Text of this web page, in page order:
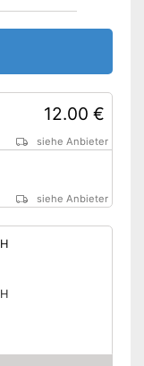
12.00 €
siehe Anbieter
siehe Anbieter